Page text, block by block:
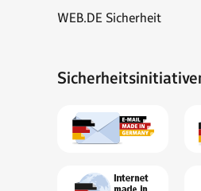
WEB.DE Sicherheit